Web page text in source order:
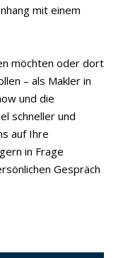
mit einem
möchten oder dort
– als Makler in
und die
schneller und
auf Ihre
in Frage
Gespräch